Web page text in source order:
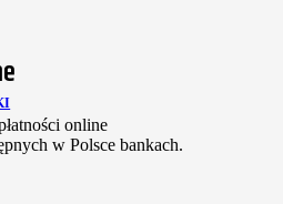
online
w Polsce bankach.